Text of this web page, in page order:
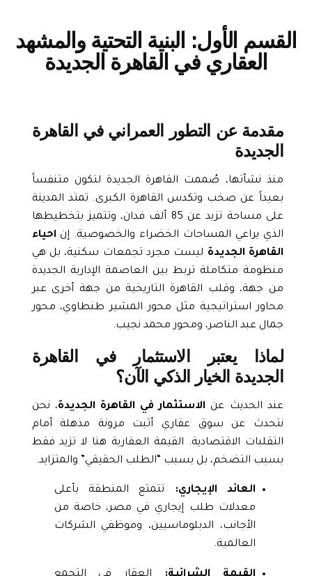
الأول: البنية التحتية والمشهد
العقاري في القاهرة الجديدة
مقدمة عن التطور العمراني في القاهرة
الجديدة
منذ نشأتها، صُممت القاهرة الجديدة لتكون متنفساً
بعيداً عن صخب وتكدس القاهرة الكبرى. تمتد المدينة
على مساحة تزيد عن 85 ألف فدان، وتتميز بتخطيطها
الذي يراعي المساحات الخضراء والخصوصية. إناحياء
القاهرة الجديدةليست مجرد تجمعات سكنية، بل هي
منظومة متكاملة تربط بينالعاصمة الإدارية الجديدة
من جهة، وقلب القاهرة التاريخية من جهة أخرى عبر
محاور استراتيجية مثل محور المشير طنطاوي، محور
جمال عبد الناصر، ومحور محمد نجيب.
لماذا يعتبر الاستثمار في القاهرة
الجديدة الخيار الذكي الآن؟
عند الحديث عن الاستثمار في القاهرة الجديدة، نحن
نتحدث عن سوق عقاري أثبت مرونة مذهلة أمام
التقلبات الاقتصادية. القيمة العقارية هنا لا تزيد فقط
بسبب التضخم، بل بسبب “الطلب الحقيقي” والمتزايد.
العائد الإيجاري:تتمتع المنطقة بأعلى
معدلات طلب إيجاري في مصر، خاصة من
الأجانب، الدبلوماسيين، وموظفي الشركات
العالمية.